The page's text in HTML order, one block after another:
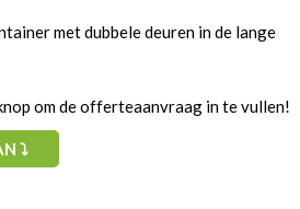
met dubbele deuren in de lange
om de offerteaanvraag in te vullen!
⤵